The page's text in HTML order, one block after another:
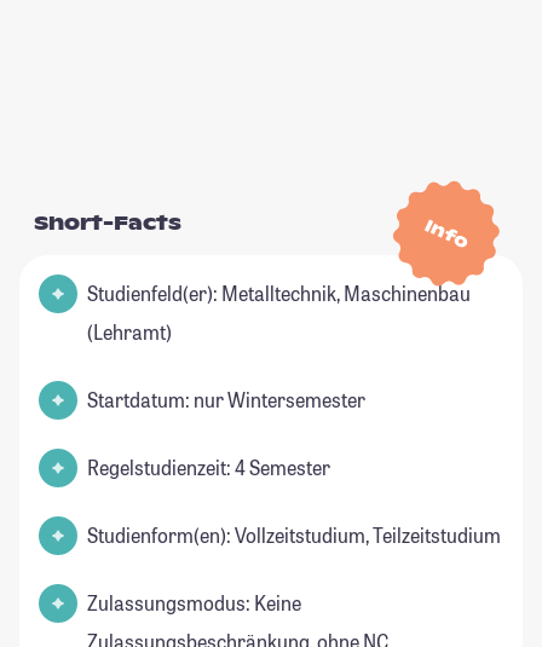
Info
Short-Facts
Studienfeld(er): Metalltechnik, Maschinenbau
(Lehramt)
Startdatum: nur Wintersemester
Regelstudienzeit: 4 Semester
Studienform(en): Vollzeitstudium, Teilzeitstudium
Zulassungsmodus: Keine